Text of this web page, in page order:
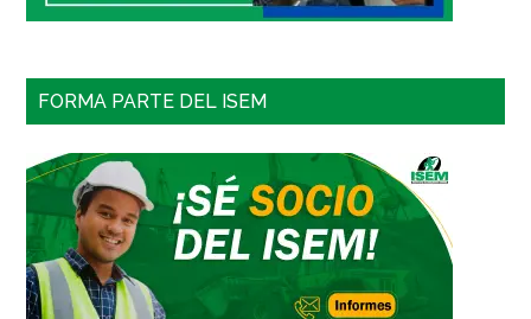
FORMA PARTE DEL ISEM